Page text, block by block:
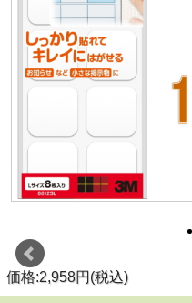
価格:2,958円(税込)